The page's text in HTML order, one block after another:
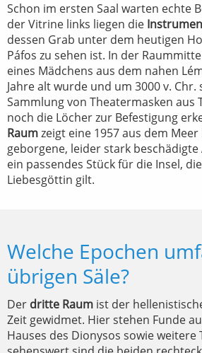
Schon im ersten Saal warten echte
der Vitrine links liegen die
dessen Grab unter dem heutigen
Páfos zu sehen ist. In der
eines Mädchens aus dem nahen
Jahre alt wurde und um 3000 v. Chr.
Sammlung von Theatermasken aus
noch die Löcher zur Befestigung
Raumzeigt eine 1957 aus dem Meer
geborgene, leider stark
ein passendes Stück für die Insel,
Liebesgöttin gilt.
Welche Epochen
übrigen Säle?
Der dritte Raum ist der
Zeit gewidmet. Hier stehen Funde
Hauses des Dionysos sowie